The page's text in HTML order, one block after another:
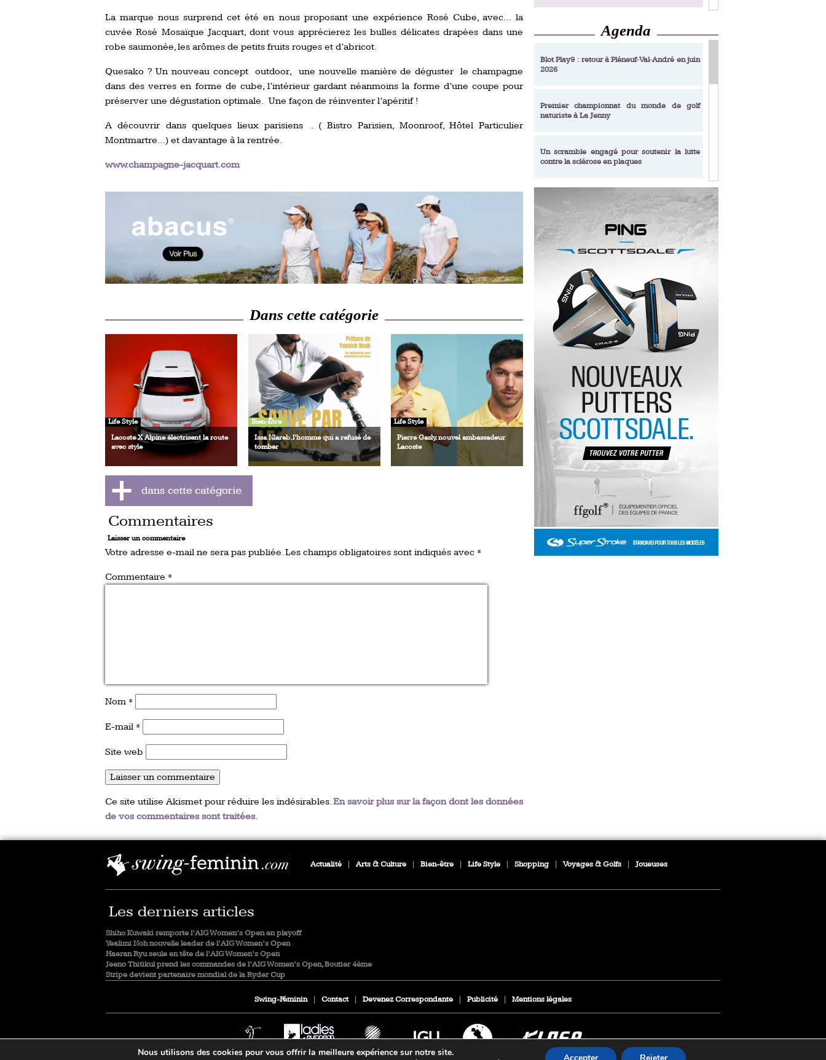
La marque nous surprend cet été en nous proposant une expérience Rosé Cube, avec… la
cuvée Rosé Mosaïque Jacquart, dont vous apprécierez les bulles délicates drapées dans une
robe saumonée, les arômes de petits fruits rouges et d’abricot.
Quesako ? Un nouveau concept outdoor, une nouvelle manière de déguster le champagne
dans des verres en forme de cube, l’intérieur gardant néanmoins la forme d’une coupe pour
préserver une dégustation optimale. Une façon de réinventer l’apéritif !
A découvrir dans quelques lieux parisiens .. ( Bistro Parisien, Moonroof, Hôtel Particulier
Montmartre…) et davantage à la rentrée.
www.champagne-jacquart.com
Dans cette catégorie
Life Style
Lacoste X Alpine électrisent la route
avec style
Bien-Être
Issa Nlareb, l’homme qui a refusé de
tomber
Life Style
Pierre Gasly, nouvel ambassadeur
Lacoste
Commentaires
Laisser un commentaire
Votre adresse e-mail ne sera pas publiée.Les champs obligatoires sont indiqués avec *
Commentaire *
Nom *
E-mail *
Site web
Ce site utilise Akismet pour réduire les indésirables.En savoir plus sur la façon dont les données
de vos commentaires sont traitées.
Ladies Pro-Am VSD : Golf du Prieuré, elles
décrochent leur billet pour la finale
Enfin un livre de golf pensé pour les femmes
Ladies Pro-Am VSD : les premières
Académie Golf Barrière Julien Xanthopoulos,
Amundi Evian Championship, de nouvelles
expériences immersives
Evian Resort Golf Club : Saison 2 du
Programme Performance
Agenda
Blot Play9 : retour à Pléneuf‑Val‑André en juin
2026
Premier championnat du monde de golf
naturiste à La Jenny
Un scramble engagé pour soutenir la lutte
contre la sclérose en plaques
Series & Trophée Écologie, deux circuits
amateurs en 10 étapes
Royal Air Maroc Golf & Padel Cup : le nouvel
event sport et networking
LPGA Tour 2026 : une saison record pour le
golf féminin
Ladies European Tour 2026 : une saison
historique sur cinq continents
Debout en Bouts prolonge la Fashion Week à
Roland-Garros
Lacoste Ladies Open 2025 : Céline Boutier
de retour à Deauville
Aphrodite Hills Team Cup 2025 : de retour a
Chypre
Actualité Arts & Culture Bien-être Life Style Shopping Voyages & Golfs Joueuses
Les derniers articles
Shiho Kuwaki remporte l’AIG Women’s Open en playoff
Yealimi Noh nouvelle leader de l’AIG Women’s Open
Haeran Ryu seule en tête de l’AIG Women’s Open
Jeeno Thitikul prend les commandes de l’AIG Women’s Open, Boutier 4ème
Stripe devient partenaire mondial de la Ryder Cup
Swing-Féminin Contact Devenez Correspondante Publicité Mentions légales
Nous utilisons des cookies pour vous offrir la meilleure expérience sur notre site.